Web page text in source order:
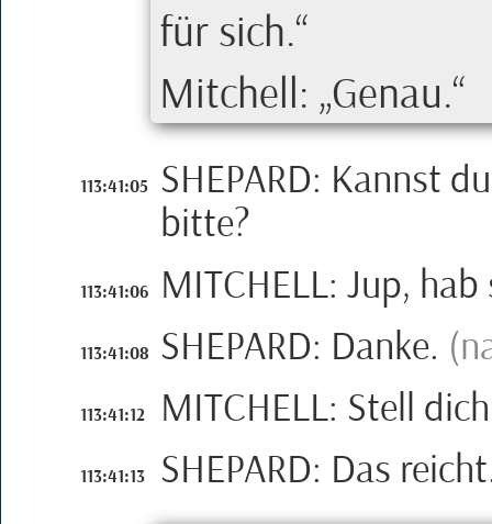
für sich.
Mitchell: Genau.
113:41:05 SHEPARD: Kannst
bitte?
113:41:06 MITCHELL: Jup, hab
113:41:08 SHEPARD: Danke.
113:41:12 MITCHELL: Stell
113:41:13 SHEPARD: Das